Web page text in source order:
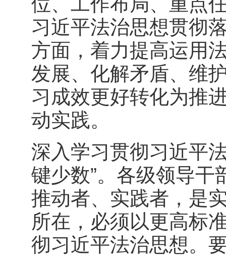
习近平法治思想贯彻
方面，着力提高运用
发展、化解矛盾、维
习成效更好转化为推
动实践。
深入学习贯彻习近平
键少数”。各级领导
推动者、实践者，是
所在，必须以更高标
彻习近平法治思想。